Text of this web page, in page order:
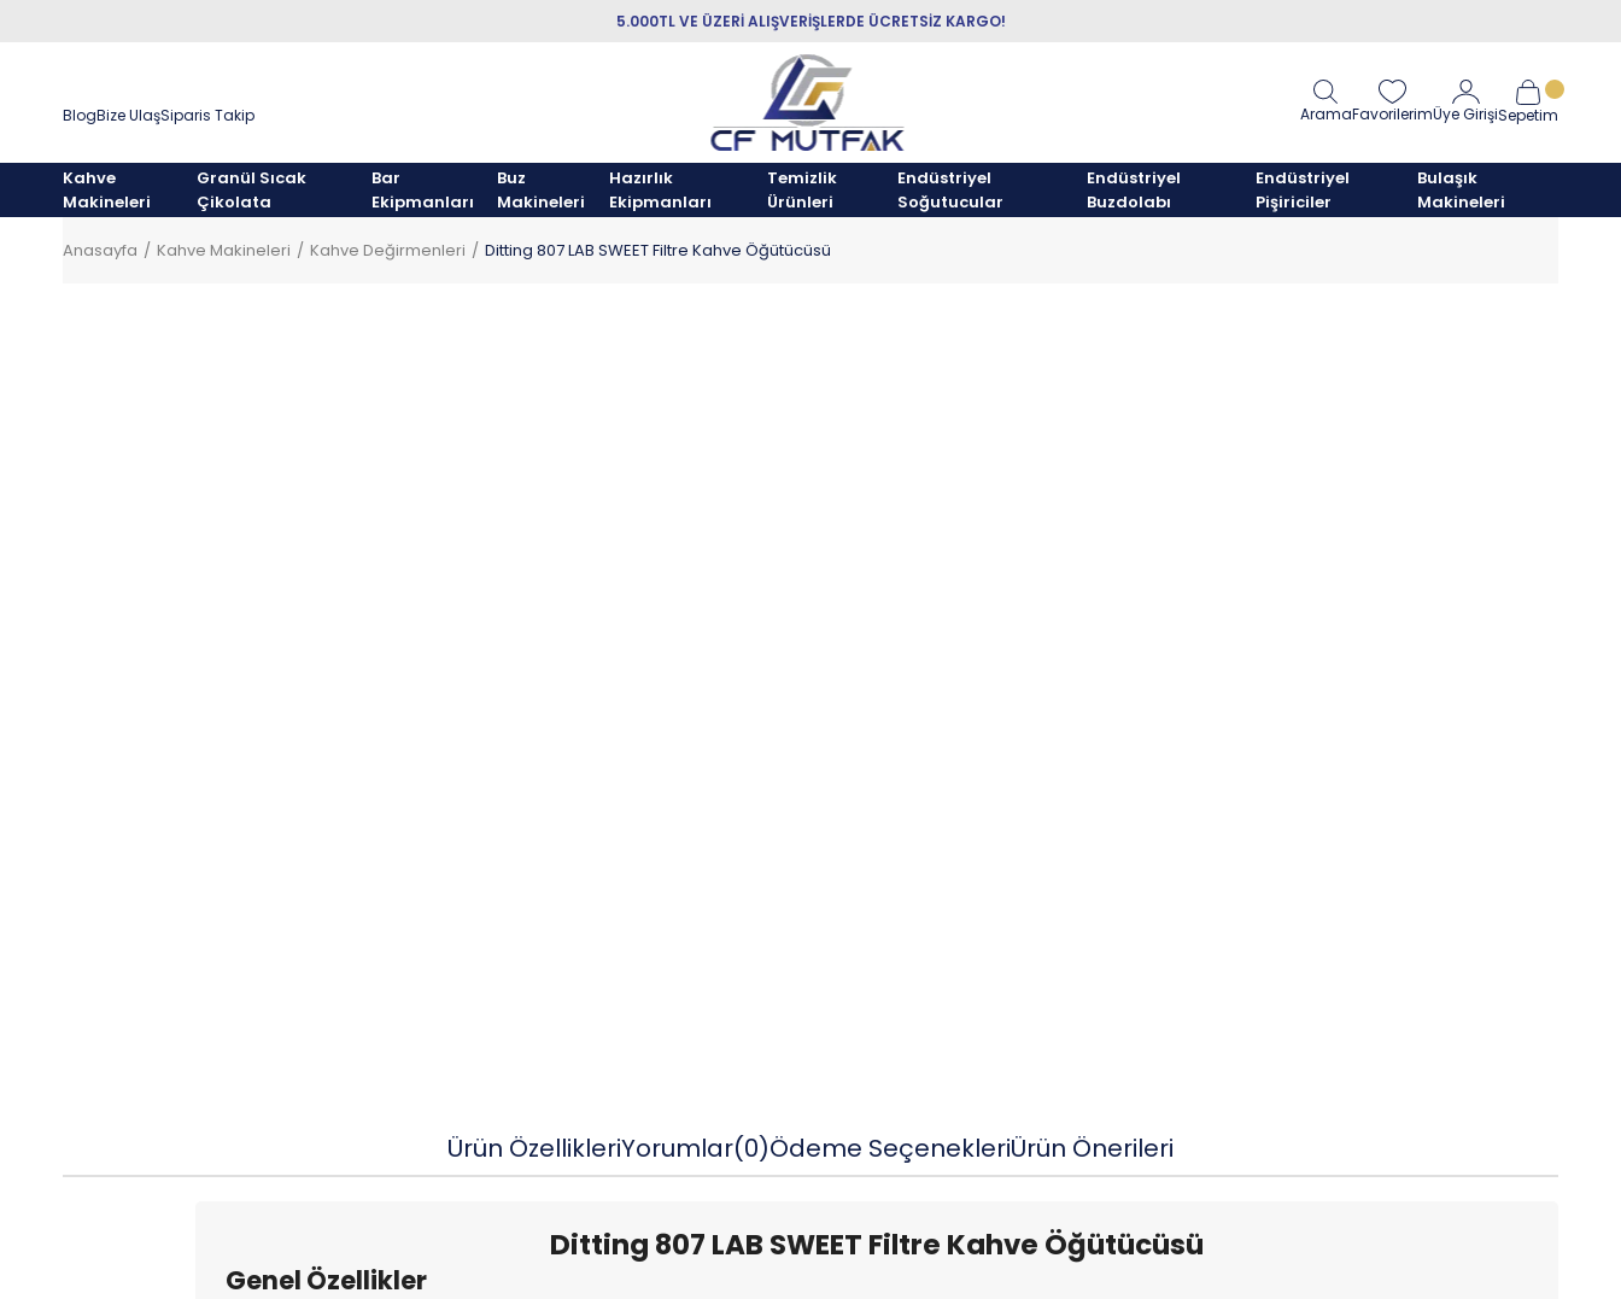
5.000TL VE ÜZERİ ALIŞVERİŞLERDE ÜCRETSİZ KARGO!
BlogBize UlaşSiparis Takip AramaFavorilerimÜye GirişiSepetim
Kahve
Makineleri
Granül Sıcak
Çikolata
Bar
Ekipmanları
Buz
Makineleri
Hazırlık
Ekipmanları
Temizlik
Ürünleri
Endüstriyel
Soğutucular
Endüstriyel
Buzdolabı
Endüstriyel
Pişiriciler
Bulaşık
Makineleri
Anasayfa Kahve Makineleri Kahve Değirmenleri Ditting 807 LAB SWEET Filtre Kahve Öğütücüsü
Ürün ÖzellikleriYorumlar(0)Ödeme SeçenekleriÜrün Önerileri
Ditting 807 LAB SWEET Filtre Kahve Öğütücüsü
Genel Özellikler